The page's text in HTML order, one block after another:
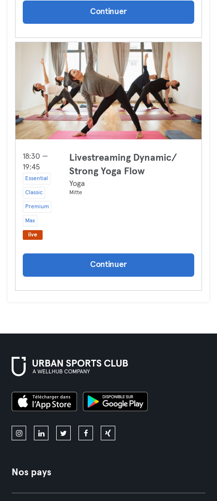
Continuer
18:30 —
19:45
Essential
Classic
Premium
Max
live
Livestreaming Dynamic/
Strong Yoga Flow
Yoga
Mitte
Continuer
Nos pays